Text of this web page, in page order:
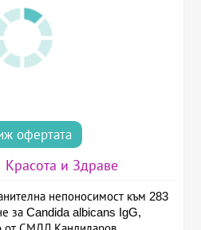
офертата
Красота и Здраве
непоносимост към 283
за Candida albicans IgG,